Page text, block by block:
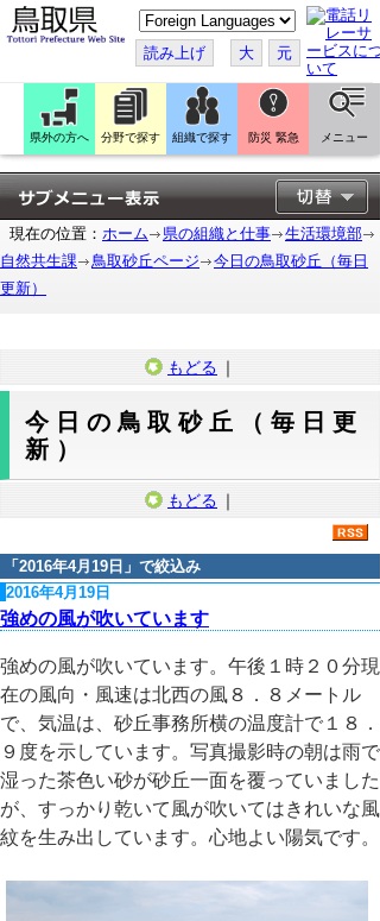
こ
の
ペ
ー
ジ
翻
訳
す
る
読み上げ 大 元
県外の方へ 分野で探す 組織で探す 防災 緊急 メニュー
現在の位置： ホーム 県の組織と仕事
生活環境部
自然共生課
鳥取砂丘ページ
今日の鳥取砂丘（毎日
更新）
もどる ｜
今日の鳥取砂丘（毎日更
新）
もどる ｜
「 2016年4月19日 」で絞込み
2016年4月19日
強めの風が吹いています
強めの風が吹いています。午後１時２０分現
在の風向・風速は北西の風８．８メートル
で、気温は、砂丘事務所横の温度計で１８．
９度を示しています。写真撮影時の朝は雨で
湿った茶色い砂が砂丘一面を覆っていました
が、すっかり乾いて風が吹いてはきれいな風
紋を生み出しています。心地よい陽気です。